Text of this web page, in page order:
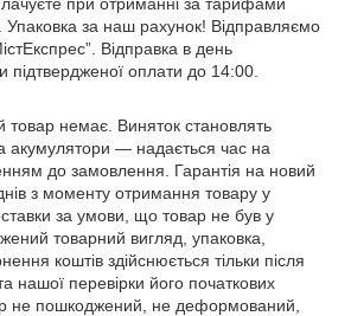
Упаковка за наш рахунок! Відправляємо
Відправка в день
підтвердженої оплати до 14:00.
товар немає. Виняток становлять
акумулятори — надається час на
до замовлення. Гарантія на новий
з моменту отримання товару у
за умови, що товар не був у
товарний вигляд, упаковка,
коштів здійснюється тільки після
нашої перевірки його початкових
не пошкоджений, не деформований,